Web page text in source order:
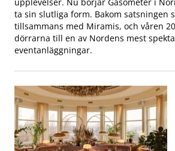
upplevelser. Nu börjar Gasometer i
ta sin slutliga form. Bakom satsningen
tillsammans med Miramis, och våren
dörrarna till en av Nordens mest
eventanläggningar.